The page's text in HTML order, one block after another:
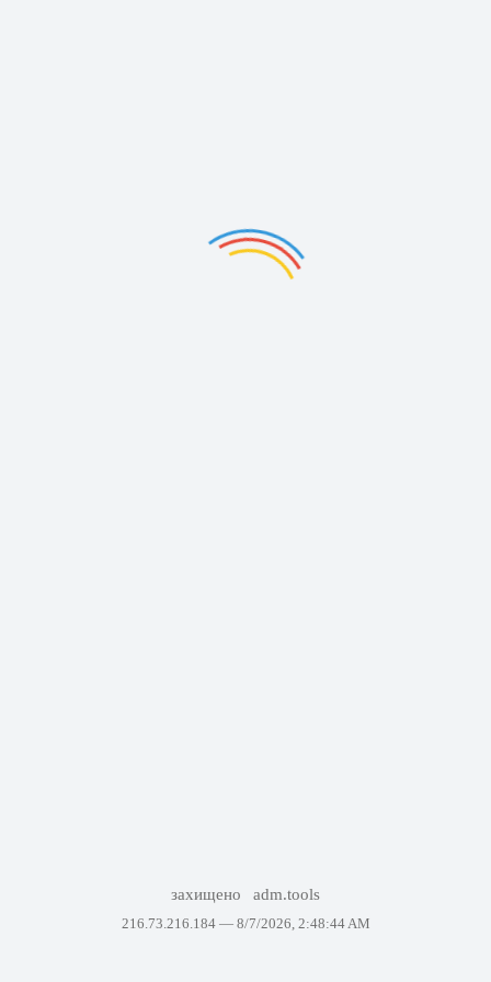
захищено adm.tools
216.73.216.184 — 8/7/2026, 2:48:44 AM